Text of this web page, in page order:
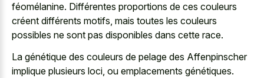
féomélanine. Différentes proportions de ces couleurs
créent différents motifs, mais toutes les couleurs
possibles ne sont pas disponibles dans cette race.
La génétique des couleurs de pelage des Affenpinscher
implique plusieurs loci, ou emplacements génétiques.